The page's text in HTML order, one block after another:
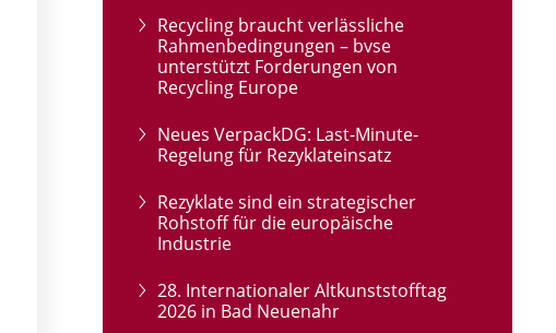
Recycling braucht verlässliche
Rahmenbedingungen – bvse
unterstützt Forderungen von
Recycling Europe
Neues VerpackDG: Last-Minute-
Regelung für Rezyklateinsatz
Rezyklate sind ein strategischer
Rohstoff für die europäische
Industrie
28. Internationaler Altkunststofftag
2026 in Bad Neuenahr